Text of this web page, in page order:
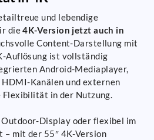
und lebendige
die4K-Version jetzt auch in
Content-Darstellung mit
Auflösung ist vollständig
Android-Mediaplayer,
Kanälen und externen
Flexibilität in der Nutzung.
Display oder flexibel im
– mit der 55″ 4K-Version